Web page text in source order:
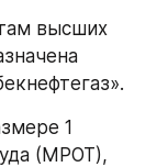
высших
1
(МРОТ),